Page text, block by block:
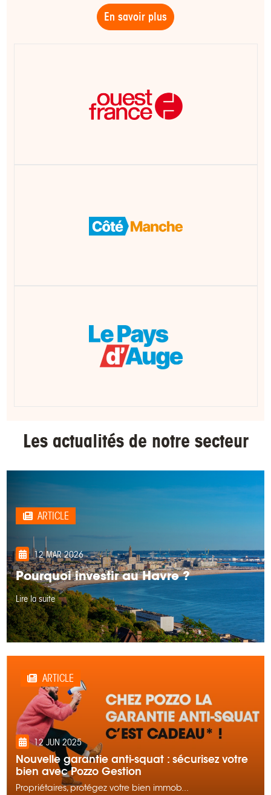
En savoir plus
Les actualités de notre secteur
ARTICLE
12 MAR 2026
Pourquoi investir au Havre ?
Lire la suite
ARTICLE
12 JUN 2025
Nouvelle garantie anti-squat : sécurisez votre
bien avec Pozzo Gestion
Propriétaires, protégez votre bien immob...